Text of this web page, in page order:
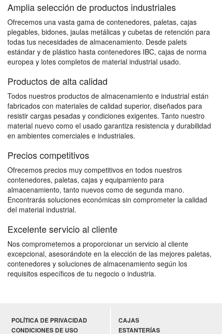
Amplia selección de productos industriales
Ofrecemos una vasta gama de contenedores, paletas, cajas
plegables, bidones, jaulas metálicas y cubetas de retención para
todas tus necesidades de almacenamiento. Desde palets
estándar y de plástico hasta contenedores IBC, cajas de norma
europea y lotes completos de material industrial usado.
Productos de alta calidad
Todos nuestros productos de almacenamiento e industrial están
fabricados con materiales de calidad superior, diseñados para
resistir cargas pesadas y condiciones exigentes. Tanto nuestro
material nuevo como el usado garantiza resistencia y durabilidad
en ambientes comerciales e industriales.
Precios competitivos
Ofrecemos precios muy competitivos en todos nuestros
contenedores, paletas, cajas y equipamiento para
almacenamiento, tanto nuevos como de segunda mano.
Encontrarás soluciones económicas sin comprometer la calidad
del material industrial.
Excelente servicio al cliente
Nos comprometemos a proporcionar un servicio al cliente
excepcional, asesorándote en la elección de las mejores paletas,
contenedores y soluciones de almacenamiento según los
requisitos específicos de tu negocio o industria.
POLÍTICA DE PRIVACIDAD
CONDICIONES DE USO
CAJAS
ESTANTERÍAS